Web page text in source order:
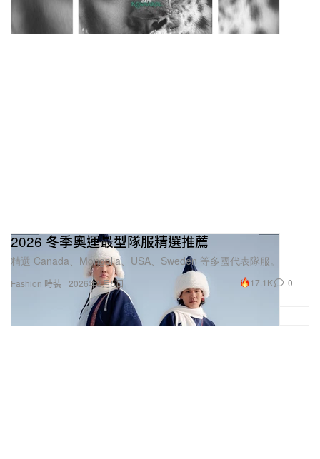
Fashion 時裝
2026 冬季奧運最型隊服精選推薦
精選 Canada、Mongolia、USA、Sweden 等多國代表隊服。
2026年2月5日 17.1K 0